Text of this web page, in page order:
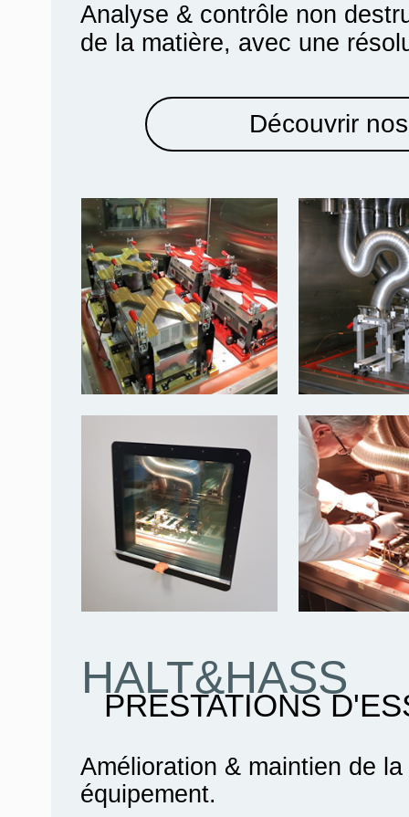
Analyse & contrôle non
de la matière, avec une
Amélioration & maintien de la
équipement.
Découvrir
PRESTATIONS
HALT&HASS